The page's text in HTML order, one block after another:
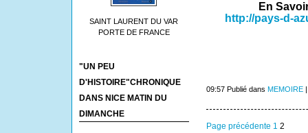
SAINT LAURENT DU VAR
PORTE DE FRANCE
"UN PEU
D'HISTOIRE"CHRONIQUE
DANS NICE MATIN DU
DIMANCHE
En Savoir
http://pays-d-
09:57 Publié dans MEMOIRE
Page précédente 1 2